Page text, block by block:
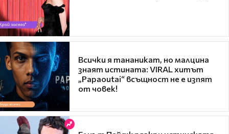
Всички я тананикат, но малцина
знаят истината: VIRAL хитът
„Papaoutai“ всъщност не е изпят
от човек!